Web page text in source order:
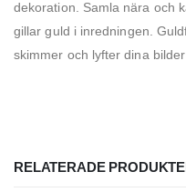
dekoration. Samla nära och
gillar guld i inredningen.
skimmer och lyfter dina
RELATERADE